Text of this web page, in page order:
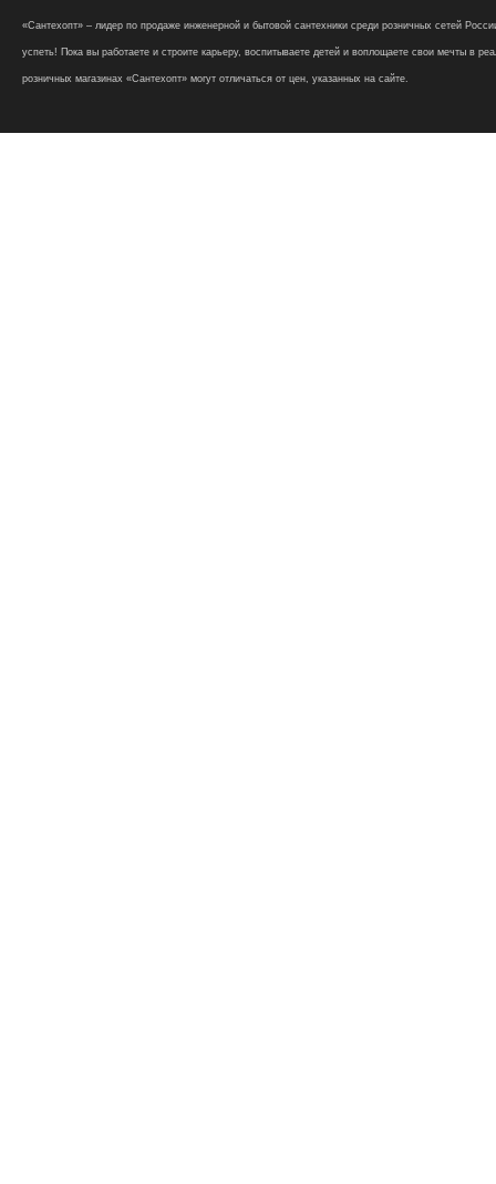
«Сантехопт» – лидер по продаже инженерной и бытовой сантехники среди розничных сетей
успеть! Пока вы работаете и строите карьеру, воспитываете детей и воплощаете свои мечты в
розничных магазинах «Сантехопт» могут отличаться от цен, указанных на сайте.